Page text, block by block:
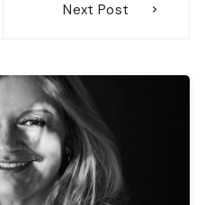
Next Post